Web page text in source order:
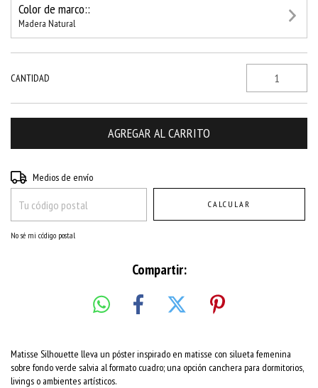
Color de marco::
Madera Natural
CANTIDAD
Entregas para el CP:
Medios de envío
CALCULAR
No sé mi código postal
Compartir:
Matisse Silhouette lleva un póster inspirado en matisse con silueta femenina
sobre fondo verde salvia al formato cuadro; una opción canchera para dormitorios,
livings o ambientes artísticos.